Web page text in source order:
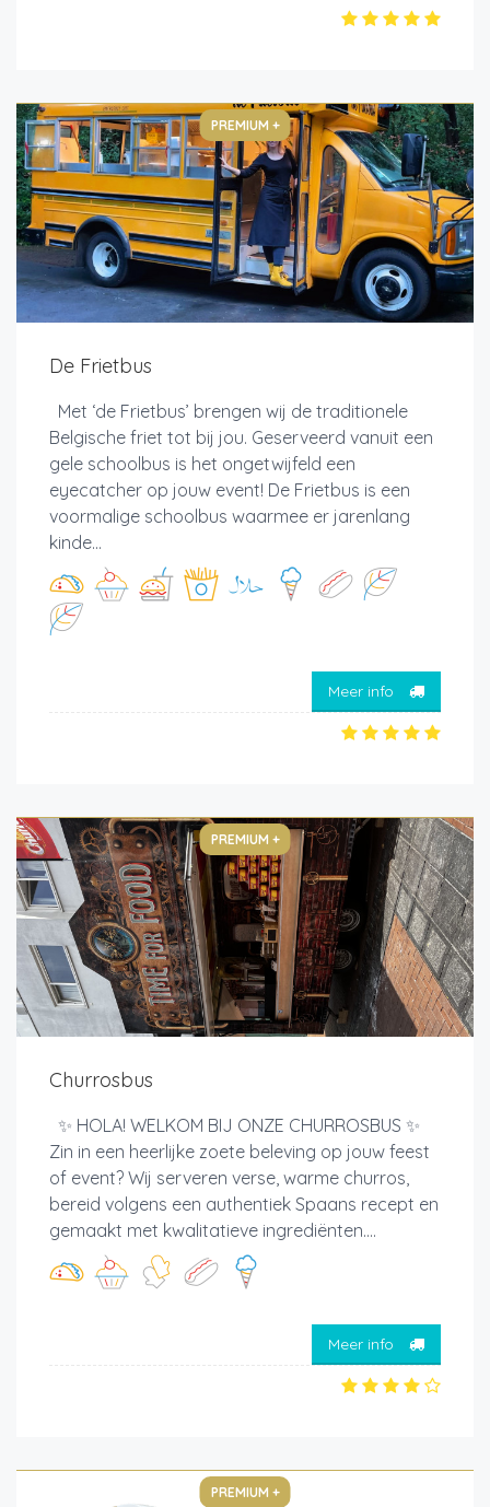
PREMIUM +
De Frietbus
Met ‘de Frietbus’ brengen wij de traditionele
Belgische friet tot bij jou. Geserveerd vanuit een
gele schoolbus is het ongetwijfeld een
eyecatcher op jouw event! De Frietbus is een
voormalige schoolbus waarmee er jarenlang
kinde...
Meer info
PREMIUM +
Churrosbus
✨ HOLA! WELKOM BIJ ONZE CHURROSBUS ✨
Zin in een heerlijke zoete beleving op jouw feest
of event? Wij serveren verse, warme churros,
bereid volgens een authentiek Spaans recept en
gemaakt met kwalitatieve ingrediënten....
Meer info
PREMIUM +